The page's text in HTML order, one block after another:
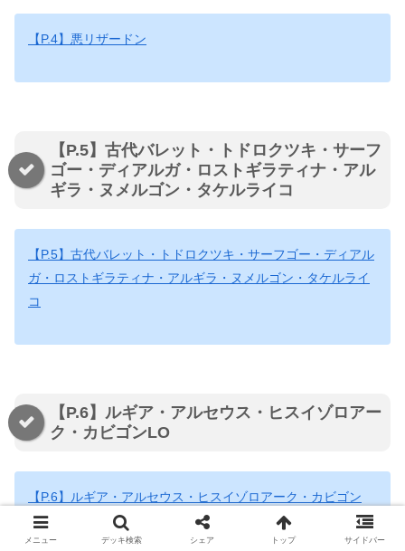
【P.4】悪リザードン
【P.5】古代バレット・トドロクツキ・サーフ
ゴー・ディアルガ・ロストギラティナ・アル
ギラ・ヌメルゴン・タケルライコ
【P.5】古代バレット・トドロクツキ・サーフゴー・ディアル
ガ・ロストギラティナ・アルギラ・ヌメルゴン・タケルライ
コ
【P.6】ルギア・アルセウス・ヒスイゾロアー
ク・カビゴンLO
【P.6】ルギア・アルセウス・ヒスイゾロアーク・カビゴン
LO
メニュー デッキ検索 シェア トップ サイドバー